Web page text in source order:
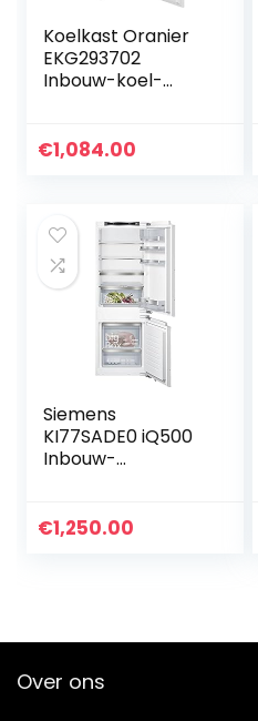
Koelkast Oranier
EKG293702
Inbouw-koel-
€1,084.00
Siemens
KI77SADE0 iQ500
Inbouw-
/ 231
scharnier
€1,250.00
Over ons